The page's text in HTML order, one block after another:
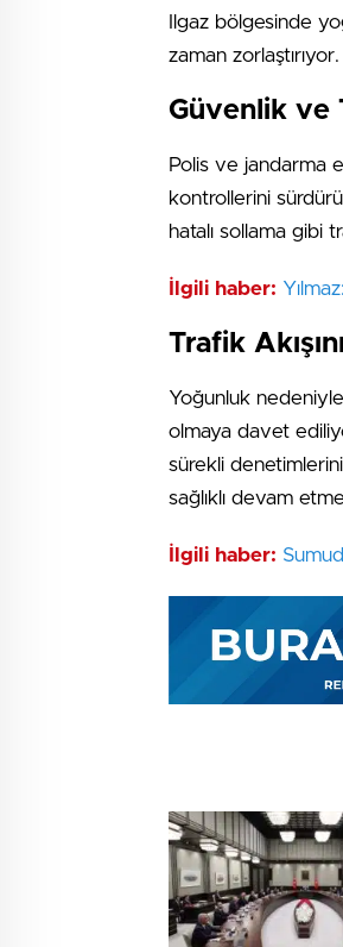
Ilgaz bölgesinde
zaman zorlaştırıyor.
Güvenlik ve
Polis ve jandarma
kontrollerini
hatalı sollama gibi
İlgili haber:
Trafik
Yoğunluk
olmaya davet
sürekli
sağlıklı devam
İlgili haber: